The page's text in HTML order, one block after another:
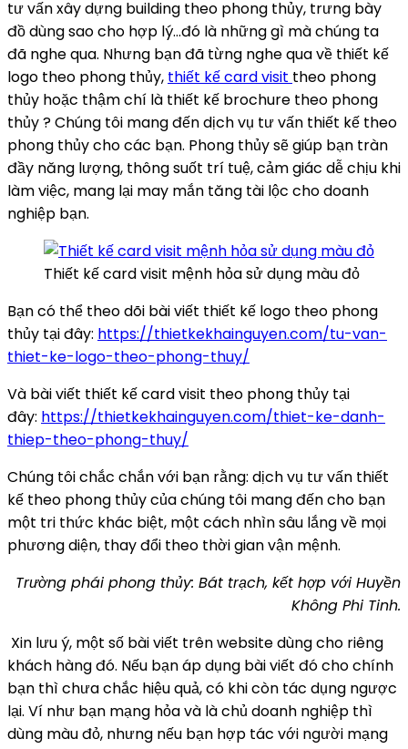
tư vấn xây dựng building theo phong thủy, trưng bày
đồ dùng sao cho hợp lý…đó là những gì mà chúng ta
đã nghe qua. Nhưng bạn đã từng nghe qua về thiết kế
logo theo phong thủy, thiết kế card visit theo phong
thủy hoặc thậm chí là thiết kế brochure theo phong
thủy ? Chúng tôi mang đến dịch vụ tư vấn thiết kế theo
phong thủy cho các bạn. Phong thủy sẽ giúp bạn tràn
đầy năng lượng, thông suốt trí tuệ, cảm giác dễ chịu khi
làm việc, mang lại may mắn tăng tài lộc cho doanh
nghiệp bạn.
Thiết kế card visit mệnh hỏa sử dụng màu đỏ
Bạn có thể theo dõi bài viết thiết kế logo theo phong
thủy tại đây: https://thietkekhainguyen.com/tu-van-
thiet-ke-logo-theo-phong-thuy/
Và bài viết thiết kế card visit theo phong thủy tại
đây: https://thietkekhainguyen.com/thiet-ke-danh-
thiep-theo-phong-thuy/
Chúng tôi chắc chắn với bạn rằng: dịch vụ tư vấn thiết
kế theo phong thủy của chúng tôi mang đến cho bạn
một tri thức khác biệt, một cách nhìn sâu lắng về mọi
phương diện, thay đổi theo thời gian vận mệnh.
Trường phái phong thủy: Bát trạch, kết hợp với Huyền
Không Phi Tinh.
Xin lưu ý, một số bài viết trên website dùng cho riêng
khách hàng đó. Nếu bạn áp dụng bài viết đó cho chính
bạn thì chưa chắc hiệu quả, có khi còn tác dụng ngược
lại. Ví như bạn mạng hỏa và là chủ doanh nghiệp thì
dùng màu đỏ, nhưng nếu bạn hợp tác với người mạng